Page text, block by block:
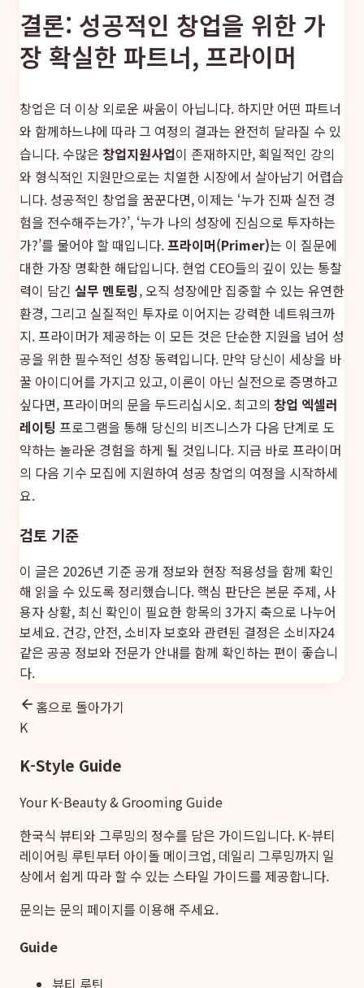
결론: 성공적인 창업을 위한 가
장 확실한 파트너, 프라이머
창업은 더 이상 외로운 싸움이 아닙니다. 하지만 어떤 파트너
와 함께하느냐에 따라 그 여정의 결과는 완전히 달라질 수 있
습니다. 수많은 창업지원사업이 존재하지만, 획일적인 강의
와 형식적인 지원만으로는 치열한 시장에서 살아남기 어렵습
니다. 성공적인 창업을 꿈꾼다면, 이제는 ‘누가 진짜 실전 경
험을 전수해주는가?’, ‘누가 나의 성장에 진심으로 투자하는
가?’를 물어야 할 때입니다.프라이머(Primer)는 이 질문에
대한 가장 명확한 해답입니다. 현업 CEO들의 깊이 있는 통찰
력이 담긴 실무 멘토링, 오직 성장에만 집중할 수 있는 유연한
환경, 그리고 실질적인 투자로 이어지는 강력한 네트워크까
지. 프라이머가 제공하는 이 모든 것은 단순한 지원을 넘어 성
공을 위한 필수적인 성장 동력입니다. 만약 당신이 세상을 바
꿀 아이디어를 가지고 있고, 이론이 아닌 실전으로 증명하고
싶다면, 프라이머의 문을 두드리십시오. 최고의 창업 엑셀러
레이팅 프로그램을 통해 당신의 비즈니스가 다음 단계로 도
약하는 놀라운 경험을 하게 될 것입니다. 지금 바로 프라이머
의 다음 기수 모집에 지원하여 성공 창업의 여정을 시작하세
요.
검토 기준
이 글은 2026년 기준 공개 정보와 현장 적용성을 함께 확인
해 읽을 수 있도록 정리했습니다. 핵심 판단은 본문 주제, 사
용자 상황, 최신 확인이 필요한 항목의 3가지 축으로 나누어
보세요. 건강, 안전, 소비자 보호와 관련된 결정은 소비자24
같은 공공 정보와 전문가 안내를 함께 확인하는 편이 좋습니
다.
홈으로 돌아가기
K
K-Style Guide
Your K-Beauty & Grooming Guide
한국식 뷰티와 그루밍의 정수를 담은 가이드입니다. K-뷰티
레이어링 루틴부터 아이돌 메이크업, 데일리 그루밍까지 일
상에서 쉽게 따라 할 수 있는 스타일 가이드를 제공합니다.
문의는 문의 페이지를 이용해 주세요.
Guide